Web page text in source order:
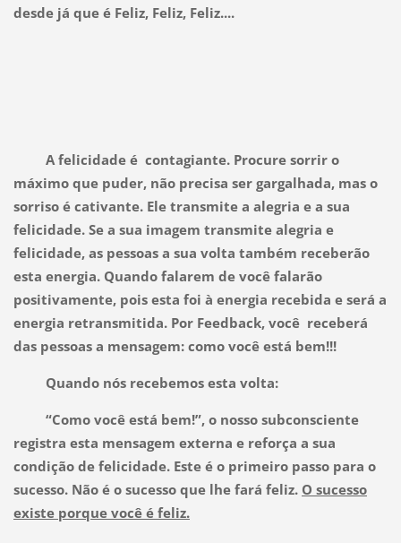
desde já que é Feliz, Feliz, Feliz....
A felicidade é contagiante. Procure sorrir o
máximo que puder, não precisa ser gargalhada, mas o
sorriso é cativante. Ele transmite a alegria e a sua
felicidade. Se a sua imagem transmite alegria e
felicidade, as pessoas a sua volta também receberão
esta energia. Quando falarem de você falarão
positivamente, pois esta foi à energia recebida e será a
energia retransmitida. Por Feedback, você receberá
das pessoas a mensagem: como você está bem!!!
Quando nós recebemos esta volta:
“Como você está bem!”, o nosso subconsciente
registra esta mensagem externa e reforça a sua
condição de felicidade. Este é o primeiro passo para o
sucesso. Não é o sucesso que lhe fará feliz. O sucesso
existe porque você é feliz.